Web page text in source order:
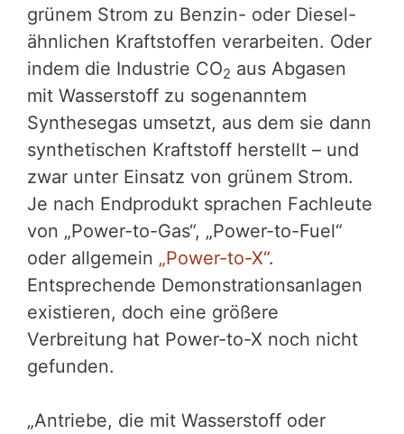
grünem Strom zu Benzin- oder Diesel-
ähnlichen Kraftstoffen verarbeiten. Oder
indem die Industrie CO2 aus Abgasen
mit Wasserstoff zu sogenanntem
Synthesegas umsetzt, aus dem sie dann
synthetischen Kraftstoff herstellt – und
zwar unter Einsatz von grünem Strom.
Je nach Endprodukt sprachen Fachleute
von „Power-to-Gas“, „Power-to-Fuel“
oder allgemein „Power-to-X“.
Entsprechende Demonstrationsanlagen
existieren, doch eine größere
Verbreitung hat Power-to-X noch nicht
gefunden.
„Antriebe, die mit Wasserstoff oder